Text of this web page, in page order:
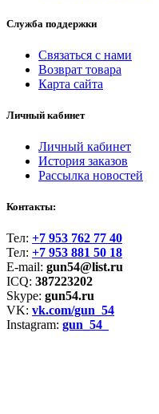
Служба поддержки
Связаться с нами
Возврат товара
Карта сайта
Личный кабинет
Личный кабинет
История заказов
Рассылка новостей
Контакты:
Тел: +7 953 762 77 40
Тел: +7 953 881 50 18
E-mail: gun54@list.ru
ICQ: 387223202
Skype: gun54.ru
VK: vk.com/gun_54
Instagram: gun_54_